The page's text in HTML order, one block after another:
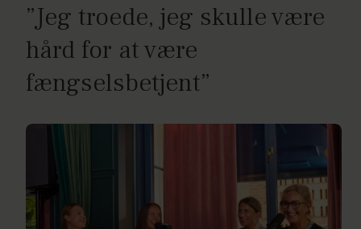
”Jeg troede, jeg skulle være
hård for at være
fængselsbetjent”